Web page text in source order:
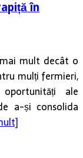
în
mult decât o
mulți fermieri,
ale
a-și consolida